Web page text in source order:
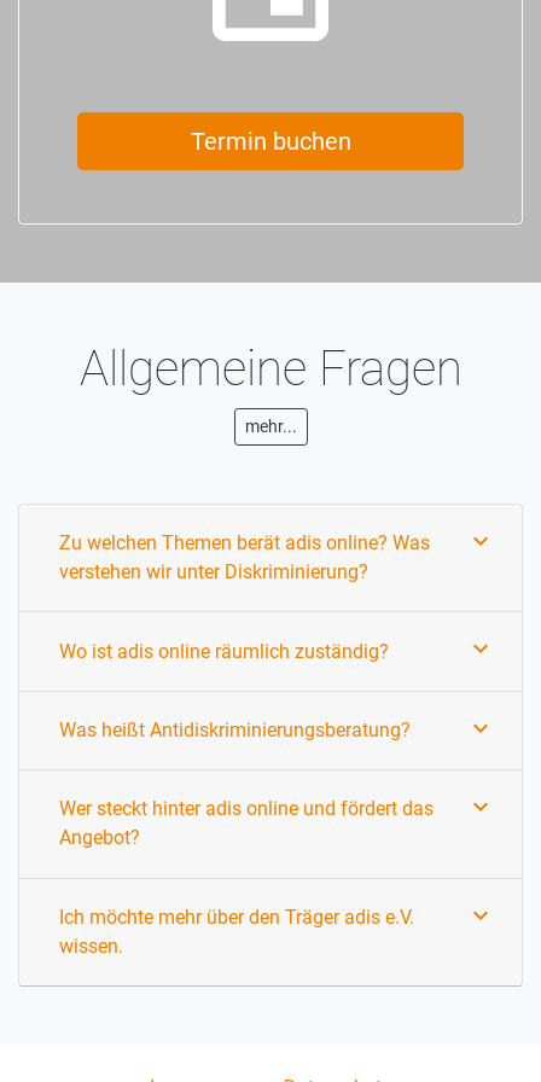
Termin buchen
Allgemeine Fragen
mehr...
Zu welchen Themen berät adis online? Was
verstehen wir unter Diskriminierung?
chevron_right
Wo ist adis online räumlich zuständig? chevron_right
Was heißt Antidiskriminierungsberatung? chevron_right
Wer steckt hinter adis online und fördert das
Angebot?
chevron_right
Ich möchte mehr über den Träger adis e.V.
wissen.
chevron_right